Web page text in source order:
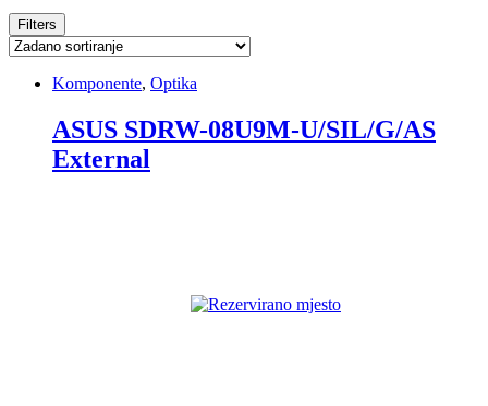
Filters
Komponente, Optika
ASUS SDRW-08U9M-U/SIL/G/AS
External